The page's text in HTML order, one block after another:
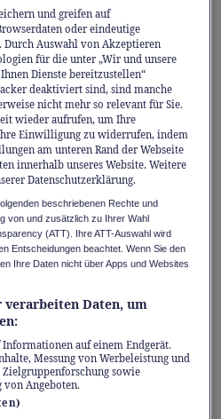
Am 15. Juni vergibt
Spotlight Award.
Large Language
Türen
Jaggi, Professor für
der EPFL. «Mit Apertus
anderen
neues Open-Source-
ETH Zürich, die EPFL
Supercomputing-
lanciert haben. Es
vollständig offen,
zu sein.
Systeme, die das
es sich von jedem
anpassen – der
und greifen auf
oder eindeutige
Durch Auswahl von Akzeptieren
für die unter „Wir und unsere
Dienste bereitzustellen“
deaktiviert sind, sind manche
nicht mehr so relevant für Sie.
wieder aufrufen, um Ihre
Einwilligung zu widerrufen, indem
am unteren Rand der Webseite
innerhalb unseres Website. Weitere
Datenschutzerklärung.
beschriebenen Rechte und
von und zusätzlich zu Ihrer Wahl
(ATT). Ihre ATT-Auswahl wird
Entscheidungen beachtet. Wenn Sie den
Ihre Daten nicht über Apps und Websites
Daten, um
auf einem Endgerät.
Messung von Werbeleistung und
sowie
von Angeboten.